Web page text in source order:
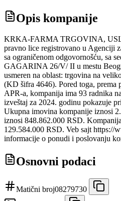
Opis kompanije
KRKA-FARMA TRGOVINA,
pravno lice registrovano u Agenciji
sa ograničenom odgovornošću, sa
GAGARINA 26/V/ II u mestu
usmeren na oblast: trgovina na
(KD šifra 4646). Pored toga, prema
APR-a, kompanija ima 93 radnika
izveštaj za 2024. godinu pokazuje
Ukupna imovina kompanije iznosi
iznosi 848.862.000 RSD.
129.584.000 RSD. Veb sajt https://
informacije o ponudi i poslovanju
Osnovni podaci
Matični broj08279730